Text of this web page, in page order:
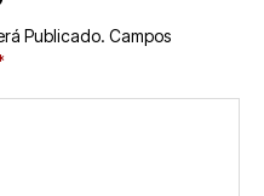
Publicado. Campos